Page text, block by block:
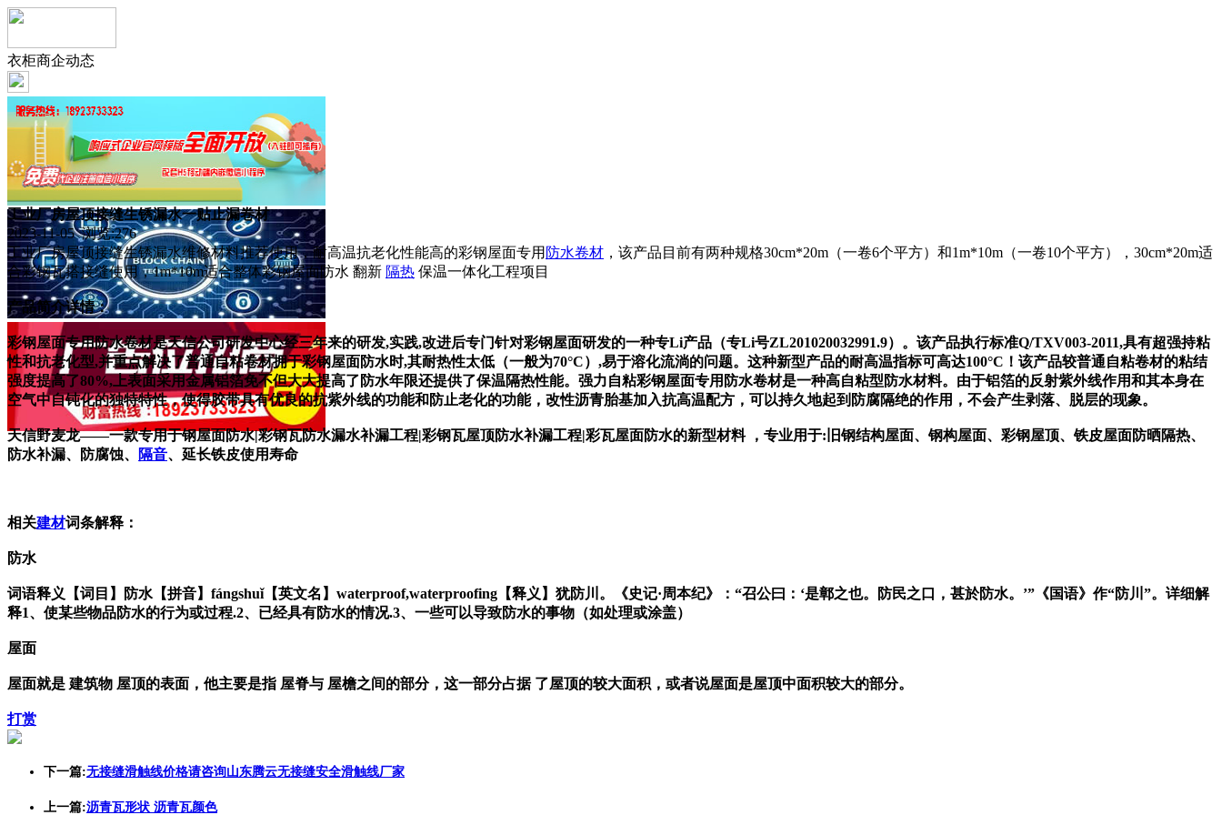
衣柜商企动态
工业厂房屋顶接缝生锈漏水一贴止漏卷材
2023-11-05 浏览:276
工业厂房屋顶接缝生锈漏水维修材料推荐使用，耐高温抗老化性能高的彩钢屋面专用 防水卷材 ，该产品目前有两种规格30cm*20m（一卷6个平方）和1m*10m（一卷10个平方），30cm*20m适
合彩钢瓦搭接缝使用，1m*10m适合整体彩钢屋面防水 翻新 隔热 保温一体化工程项目
产品简介详情：
彩钢屋面专用防水卷材是天信公司研发中心经三年来的研发,实践,改进后专门针对彩钢屋面研发的一种专Li产品（专Li号ZL201020032991.9）。该产品执行标准Q/TXV003-2011,具有超强持粘
性和抗老化型,并重点解决了普通自粘卷材拥于彩钢屋面防水时,其耐热性太低（一般为70°C）,易于溶化流淌的问题。这种新型产品的耐高温指标可高达100°C！该产品较普通自粘卷材的粘结
强度提高了80%,上表面采用金属铝箔免不但大大提高了防水年限还提供了保温隔热性能。强力自粘彩钢屋面专用防水卷材是一种高自粘型防水材料。由于铝箔的反射紫外线作用和其本身在
空气中自钝化的独特特性，使得胶带具有优良的抗紫外线的功能和防止老化的功能，改性沥青胎基加入抗高温配方，可以持久地起到防腐隔绝的作用，不会产生剥落、脱层的现象。
天信野麦龙——一款专用于钢屋面防水|彩钢瓦防水漏水补漏工程|彩钢瓦屋顶防水补漏工程|彩瓦屋面防水的新型材料 ，专业用于:旧钢结构屋面、钢构屋面、彩钢屋顶、铁皮屋面防晒隔热、
防水补漏、防腐蚀、
隔音、延长铁皮使用寿命
相关建材词条解释：
防水
词语释义【词目】防水【拼音】fángshuǐ【英文名】waterproof,waterproofing【释义】犹防川。《史记·周本纪》：“召公曰：‘是鄣之也。防民之口，甚於防水。’”《国语》作“防川”。详细解
释1、使某些物品防水的行为或过程.2、已经具有防水的情况.3、一些可以导致防水的事物（如处理或涂盖）
屋面
屋面就是 建筑物 屋顶的表面，他主要是指 屋脊与 屋檐之间的部分，这一部分占据 了屋顶的较大面积，或者说屋面是屋顶中面积较大的部分。
打赏
下一篇:无接缝滑触线价格请咨询山东腾云无接缝安全滑触线厂家
上一篇:沥青瓦形状 沥青瓦颜色